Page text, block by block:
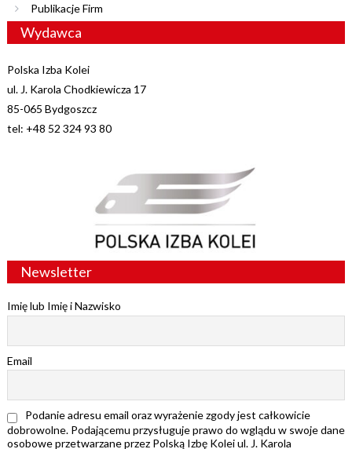
Publikacje Firm
Wydawca
Polska Izba Kolei
ul. J. Karola Chodkiewicza 17
85-065 Bydgoszcz
tel: +48 52 324 93 80
Newsletter
Imię lub Imię i Nazwisko
Email
Podanie adresu email oraz wyrażenie zgody jest całkowicie
dobrowolne. Podającemu przysługuje prawo do wglądu w swoje dane
osobowe przetwarzane przez Polską Izbę Kolei ul. J. Karola